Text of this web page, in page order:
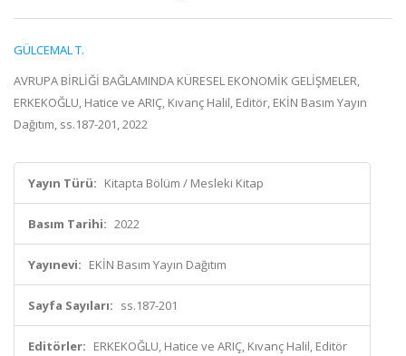
GÜLCEMAL T.
AVRUPA BİRLİĞİ BAĞLAMINDA KÜRESEL EKONOMİK GELİŞMELER,
ERKEKOĞLU, Hatice ve ARIÇ, Kıvanç Halil, Editör, EKİN Basım Yayın
Dağıtım, ss.187-201, 2022
Yayın Türü: Kitapta Bölüm / Mesleki Kitap
Basım Tarihi: 2022
Yayınevi: EKİN Basım Yayın Dağıtım
Sayfa Sayıları: ss.187-201
Editörler: ERKEKOĞLU, Hatice ve ARIÇ, Kıvanç Halil, Editör